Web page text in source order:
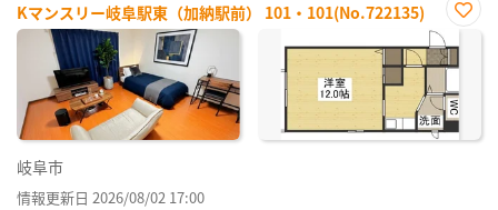
Kマンスリー岐阜駅東（加納駅前） 101・101(No.722135)
お気
に入
り登
岐阜市
情報更新日 2026/08/02 17:00